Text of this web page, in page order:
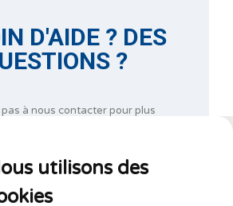
utilisons des
D'AIDE ? DES
?
pas à nous contacter pour plus
NOUS CONTACTER